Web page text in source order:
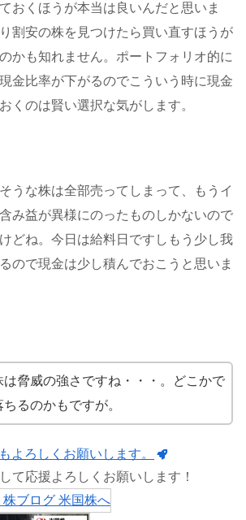
おくほうが本当は良いんだと思いま
割安の株を見つけたら買い直すほうが
かも知れません。ポートフォリオ的に
金比率が下がるのでこういう時に現金
くのは賢い選択な気がします。
うな株は全部売ってしまって、もうイ
み益が異様にのったものしかないので
どね。今日は給料日ですしもう少し我
ので現金は少し積んでおこうと思いま
は脅威の強さですね・・・。どこかで
るのかもですが。
よろしくお願いします。
て応援よろしくお願いします！